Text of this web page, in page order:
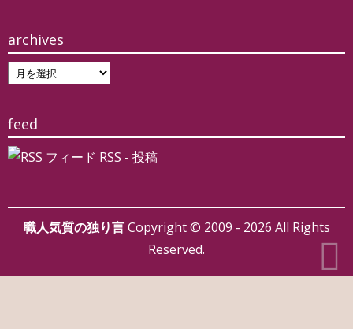
archives
archives
feed
RSS - 投稿
職人気質の独り言Copyright © 2009 - 2026 All Rights
Reserved.